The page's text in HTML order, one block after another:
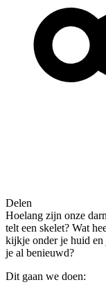
Delen
Hoelang zijn onze
telt een skelet? Wat
kijkje onder je huid en
je al benieuwd?
Dit gaan we doen: